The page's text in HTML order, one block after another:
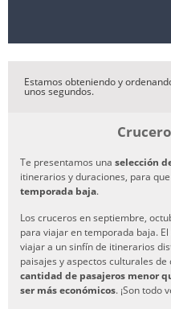
Estamos obteniendo y
unos segundos.
Te presentamos una selección
itinerarios y duraciones, para
temporada baja.
Los cruceros en septiembre,
para viajar en temporada baja.
viajar a un sinfín de itinerarios
paisajes y aspectos culturales
cantidad de pasajeros menor
ser más económicos. ¡Son todo